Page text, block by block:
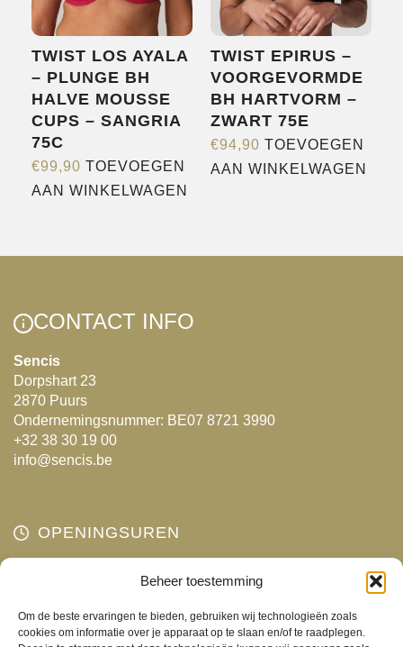
Beheer toestemming
Om de beste ervaringen te bieden, gebruiken wij technologieën zoals
cookies om informatie over je apparaat op te slaan en/of te raadplegen.
worden
op
de
productpagina
gekozen
worden
op
de
productpagina
TWIST LOS AYALA
– PLUNGE BH
HALVE MOUSSE
CUPS – SANGRIA
75C
€99,90 TOEVOEGEN
AAN WINKELWAGEN
TWIST EPIRUS –
VOORGEVORMDE
BH HARTVORM –
ZWART 75E
€94,90 TOEVOEGEN
AAN WINKELWAGEN
CONTACT INFO
Sencis
Dorpshart 23
2870 Puurs
Ondernemingsnummer: BE07 8721 3990
+32 38 30 19 00
info@sencis.be
OPENINGSUREN
Gesloten
Woensdag
10:00 - 18:00